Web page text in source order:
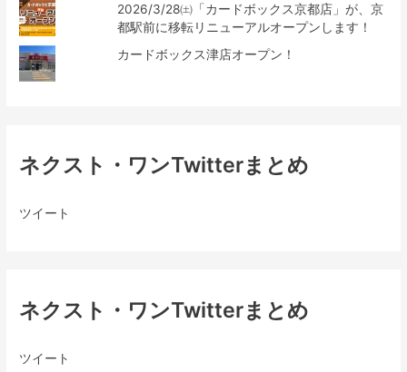
2026/3/28㈯「カードボックス京都店」が、京
都駅前に移転リニューアルオープンします！
カードボックス津店オープン！
ネクスト・ワンTwitterまとめ
ツイート
ネクスト・ワンTwitterまとめ
ツイート